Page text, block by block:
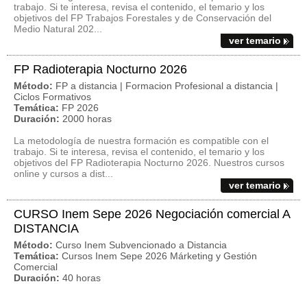
trabajo. Si te interesa, revisa el contenido, el temario y los
objetivos del FP Trabajos Forestales y de Conservación del
Medio Natural 202...
ver temario
FP Radioterapia Nocturno 2026
Método: FP a distancia | Formacion Profesional a distancia |
Ciclos Formativos
Temática: FP 2026
Duración: 2000 horas
La metodología de nuestra formación es compatible con el
trabajo. Si te interesa, revisa el contenido, el temario y los
objetivos del FP Radioterapia Nocturno 2026. Nuestros cursos
online y cursos a dist...
ver temario
CURSO Inem Sepe 2026 Negociación comercial A
DISTANCIA
Método: Curso Inem Subvencionado a Distancia
Temática: Cursos Inem Sepe 2026 Márketing y Gestión
Comercial
Duración: 40 horas